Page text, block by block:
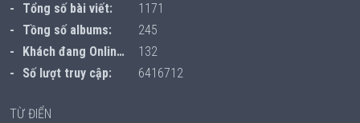
Tổng số bài viết:
1171
Tồng số albums:
245
Khách đang Online:
132
Số lượt truy cập:
6416712
TỪ ĐIỂN